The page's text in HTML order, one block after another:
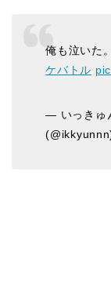
俺も泣いた
ケバトル
— いっきゅ